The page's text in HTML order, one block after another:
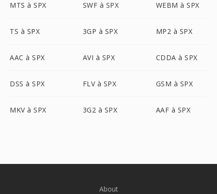
MTS à SPX SWF à SPX WEBM à SPX
TS à SPX 3GP à SPX MP2 à SPX
AAC à SPX AVI à SPX CDDA à SPX
DSS à SPX FLV à SPX GSM à SPX
MKV à SPX 3G2 à SPX AAF à SPX
About